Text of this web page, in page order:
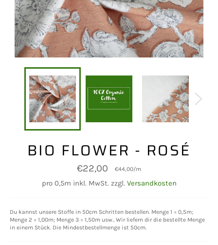
BIO FLOWER - ROSÉ
Normaler
Preis
€22,00 €44,00/m
pro 0,5m inkl. MwSt. zzgl. Versandkosten
Du kannst unsere Stoffe in 50cm Schritten bestellen. Menge 1 = 0,5m;
Menge 2 = 1,00m; Menge 3 = 1,50m usw.. Wir liefern dir die bestellte Menge
in einem Stück. Die Mindestbestellmenge ist 50cm.